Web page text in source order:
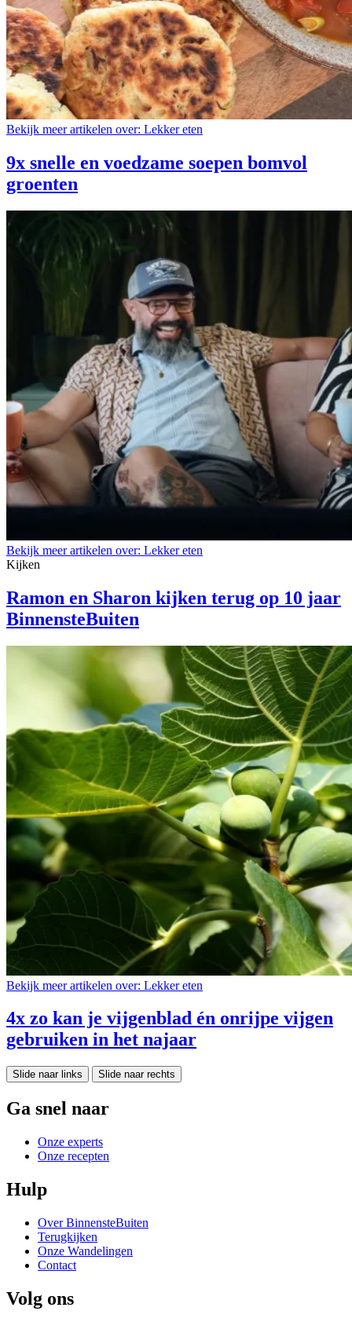
Bekijk meer artikelen over: Lekker eten
9x snelle en voedzame soepen bomvol
groenten
Bekijk meer artikelen over: Lekker eten
Kijken
Ramon en Sharon kijken terug op 10 jaar
BinnensteBuiten
Bekijk meer artikelen over: Lekker eten
4x zo kan je vijgenblad én onrijpe vijgen
gebruiken in het najaar
Slide naar links Slide naar rechts
Ga snel naar
Onze experts
Onze recepten
Hulp
Over BinnensteBuiten
Terugkijken
Onze Wandelingen
Contact
Volg ons